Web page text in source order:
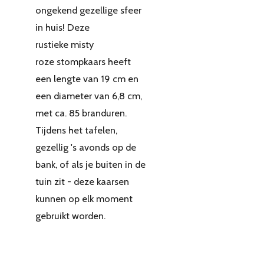
ongekend gezellige sfeer
in huis! Deze
rustieke misty
roze stompkaars heeft
een lengte van 19 cm en
een diameter van 6,8 cm,
met ca. 85 branduren.
Tijdens het tafelen,
gezellig 's avonds op de
bank, of als je buiten in de
tuin zit - deze kaarsen
kunnen op elk moment
gebruikt worden.